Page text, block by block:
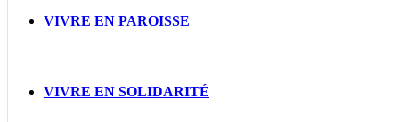
VIVRE EN PAROISSE
VIVRE EN SOLIDARITÉ